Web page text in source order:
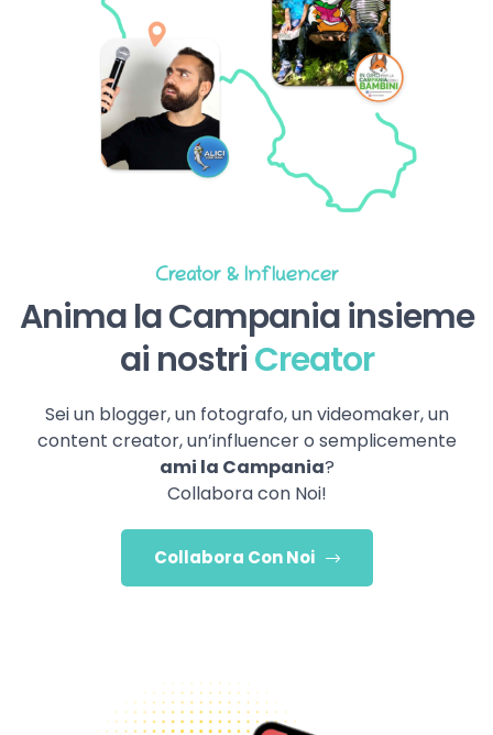
Creator & Influencer
Anima la Campania insieme
ai nostriCreator
Sei un blogger, un fotografo, un videomaker, un
content creator, un’influencer o semplicemente
ami la Campania?
Collabora con Noi!
Collabora Con Noi